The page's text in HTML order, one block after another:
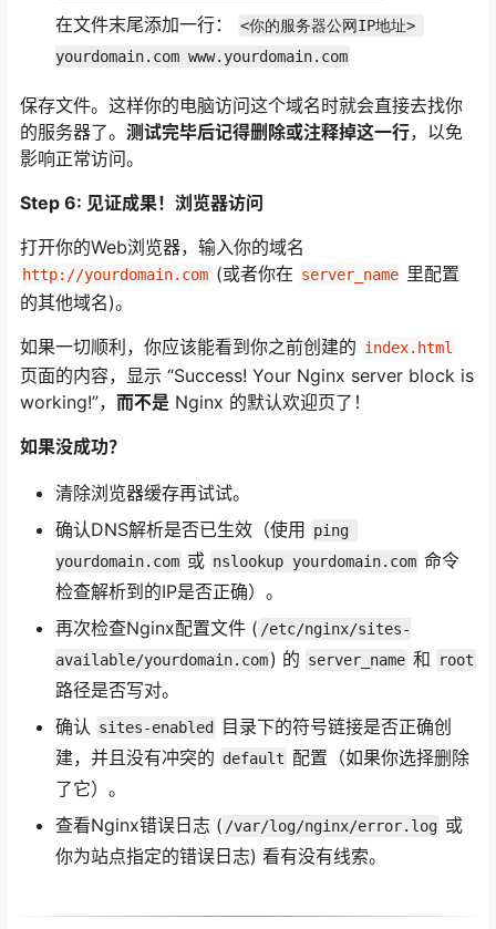
在文件末尾添加一行：
<你的服务器公网IP地址>
yourdomain.com www.yourdomain.com
保存文件。这样你的电脑访问这个域名时就会直接去找你
的服务器了。 测试完毕后记得删除或注释掉这一行，以免
影响正常访问。
Step 6: 见证成果！浏览器访问
打开你的Web浏览器，输入你的域名
http://yourdomain.com (或者你在 server_name 里配置
的其他域名)。
如果一切顺利，你应该能看到你之前创建的 index.html
页面的内容，显示 “Success! Your Nginx server block is
working!”， 而不是 Nginx 的默认欢迎页了！
如果没成功？
清除浏览器缓存再试试。
确认DNS解析是否已生效（使用
ping
yourdomain.com 或 nslookup yourdomain.com 命令
检查解析到的IP是否正确）。
再次检查Nginx配置文件 ( /etc/nginx/sites-
available/yourdomain.com) 的 server_name 和 root
路径是否写对。
确认 sites-enabled
目录下的符号链接是否正确创
建，并且没有冲突的 default 配置（如果你选择删除
了它）。
查看Nginx错误日志 ( /var/log/nginx/error.log 或
你为站点指定的错误日志) 看有没有线索。